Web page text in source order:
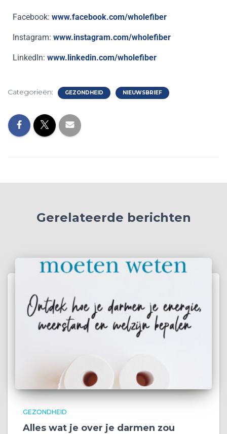
Facebook: www.facebook.com/wholefiber
Instagram: www.instagram.com/wholefiber
LinkedIn: www.linkedin.com/wholefiber
Categorieën: GEZONDHEID NIEUWSBRIEF
Gerelateerde berichten
GEZONDHEID
Alles wat je over je darmen zou